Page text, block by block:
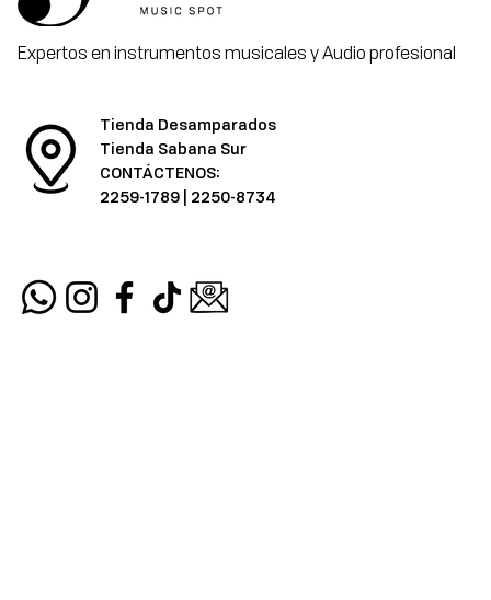
Expertos en instrumentos musicales y Audio profesional
Tienda Desamparados
Tienda Sabana Sur
CONTÁCTENOS:
2259-1789 | 2250-8734